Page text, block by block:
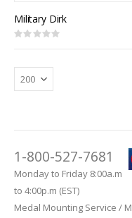
Military Dirk
Rating:
0%
1-800-527-7681
Monday to Friday 8:00a.m
to 4:00p.m (EST)
Medal Mounting Service /